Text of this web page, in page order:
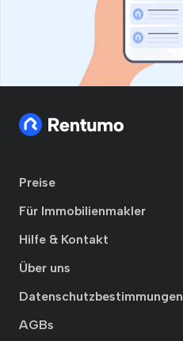
Preise
Für Immobilienmakler
Hilfe & Kontakt
Über uns
Datenschutzbestimmungen
AGBs